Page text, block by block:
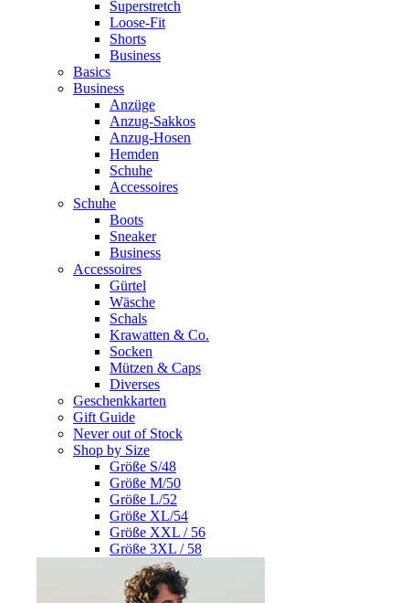
Superstretch
Loose-Fit
Shorts
Business
Basics
Business
Anzüge
Anzug-Sakkos
Anzug-Hosen
Hemden
Schuhe
Accessoires
Schuhe
Boots
Sneaker
Business
Accessoires
Gürtel
Wäsche
Schals
Krawatten & Co.
Socken
Mützen & Caps
Diverses
Geschenkkarten
Gift Guide
Never out of Stock
Shop by Size
Größe S/48
Größe M/50
Größe L/52
Größe XL/54
Größe XXL / 56
Größe 3XL / 58